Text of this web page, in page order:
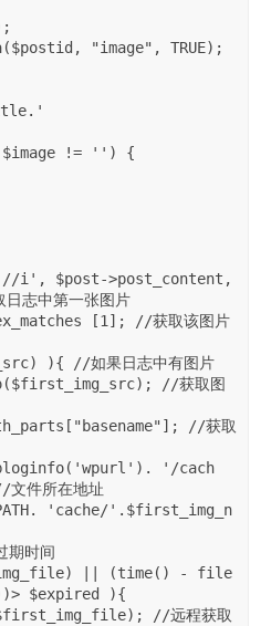
"image", TRUE);
!= '') {
/i', $post->post_content,
志中第一张图片
[1]; //获取该图片
){ //如果日志中有图片
//获取图
//获取
'/cach
件所在地址
'cache/'.$first_img_n
时间
|| (time() - file
$expired ){
//远程获取